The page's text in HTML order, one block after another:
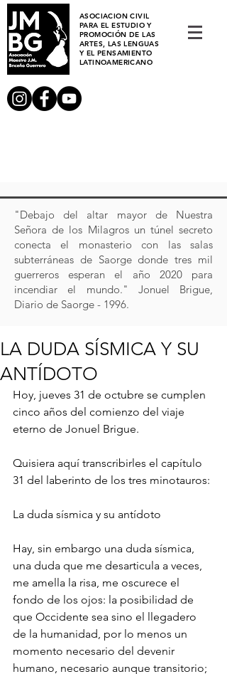
ASOCIACION CIVIL
PARA EL ESTUDIO Y
PROMOCIÓN DE LAS
ARTES, LAS LENGUAS
Y EL PENSAMIENTO
LATINOAMERICANO
"Debajo del altar mayor de Nuestra
Señora de los Milagros un túnel secreto
conecta el monasterio con las salas
subterráneas de Saorge donde tres mil
guerreros esperan el año 2020 para
incendiar el mundo." Jonuel Brigue,
Diario de Saorge - 1996.
LA DUDA SÍSMICA Y SU
ANTÍDOTO
Hoy, jueves 31 de octubre se cumplen
cinco años del comienzo del viaje
eterno de Jonuel Brigue.
Quisiera aquí transcribirles el capítulo
31 del laberinto de los tres minotauros:
La duda sísmica y su antídoto
Hay, sin embargo una duda sísmica,
una duda que me desarticula a veces,
me amella la risa, me oscurece el
fondo de los ojos: la posibilidad de
que Occidente sea sino el llegadero
de la humanidad, por lo menos un
momento necesario del devenir
humano, necesario aunque transitorio;